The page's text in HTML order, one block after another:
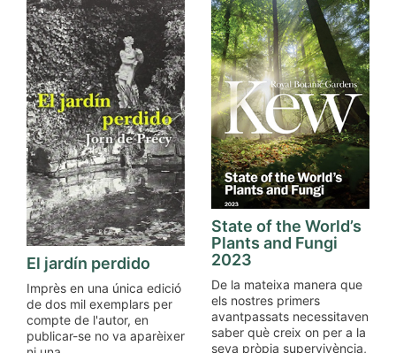
El jardín perdido
Imprès en una única edició
de dos mil exemplars per
compte de l'autor, en
publicar-se no va aparèixer
State of the World’s
Plants and Fungi
2023
De la mateixa manera que
els nostres primers
avantpassats necessitaven
saber què creix on per a la
seva pròpia supervivència,